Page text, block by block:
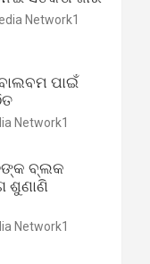
Network1
ପାଇଁ
Network1
ବ୍ଲକ
ଶୁଣାଣି
Network1